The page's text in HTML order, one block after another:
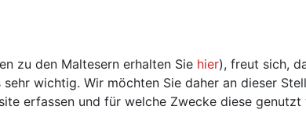
zu den Maltesern erhalten Sie hier), freut sich,
wichtig. Wir möchten Sie daher an dieser
erfassen und für welche Zwecke diese genutzt